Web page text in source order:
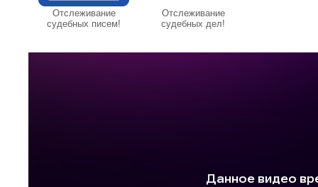
Отслеживание
судебных писем!
Отслеживание
судебных дел!